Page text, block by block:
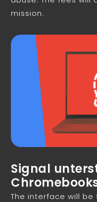
mission.
Signal
The interface will